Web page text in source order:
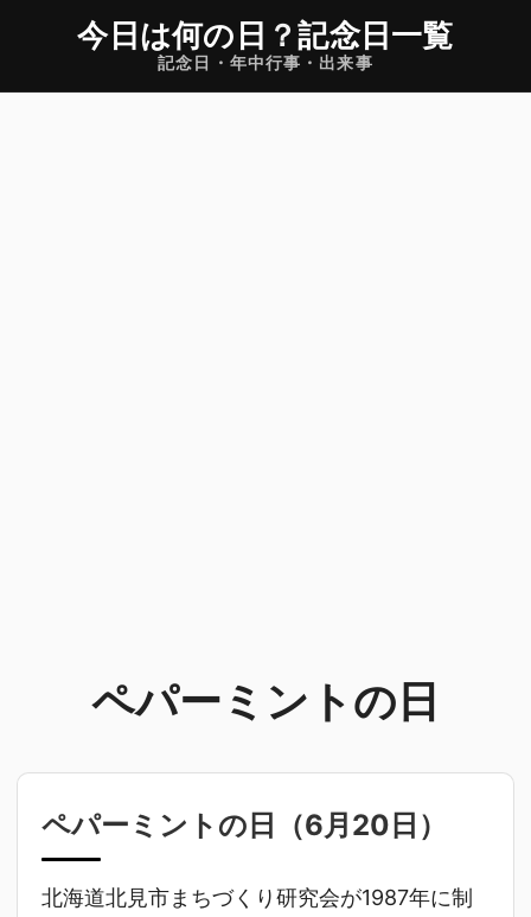
今日は何の日 ？記念日一覧
記念日・年中行事・出来事
ペパーミントの日
ペパーミントの日（6月20日 ）
北海道北見市まちづくり研究会が1987年に制